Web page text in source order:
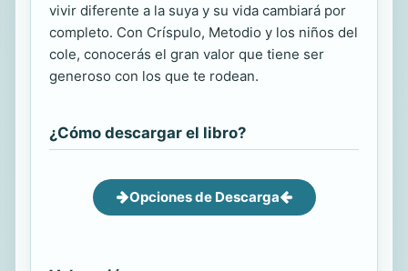
vivir diferente a la suya y su vida cambiará por
completo. Con Críspulo, Metodio y los niños del
cole, conocerás el gran valor que tiene ser
generoso con los que te rodean.
¿Cómo descargar el libro?
Opciones de Descarga